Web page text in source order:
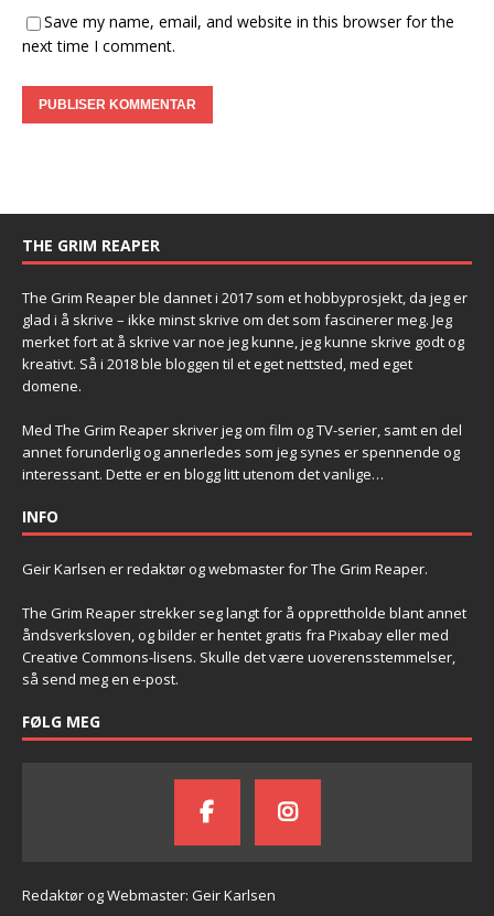
Save my name, email, and website in this browser for the
next time I comment.
THE GRIM REAPER
The Grim Reaper ble dannet i 2017 som et hobbyprosjekt, da jeg er
glad i å skrive – ikke minst skrive om det som fascinerer meg. Jeg
merket fort at å skrive var noe jeg kunne, jeg kunne skrive godt og
kreativt. Så i 2018 ble bloggen til et eget nettsted, med eget
domene.
Med The Grim Reaper skriver jeg om film og TV-serier, samt en del
annet forunderlig og annerledes som jeg synes er spennende og
interessant. Dette er en blogg litt utenom det vanlige…
INFO
Geir Karlsen er redaktør og webmaster for The Grim Reaper.
The Grim Reaper strekker seg langt for å opprettholde blant annet
åndsverksloven, og bilder er hentet gratis fra Pixabay eller med
Creative Commons-lisens. Skulle det være uoverensstemmelser,
så send meg en e-post.
FØLG MEG
Redaktør og Webmaster: Geir Karlsen